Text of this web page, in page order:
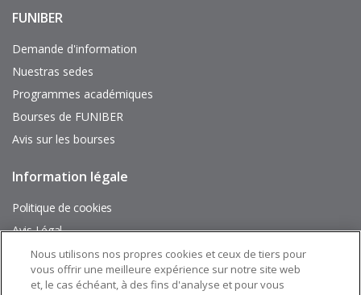
Enlaces
interés
FUNIBER
Demande d'information
Nuestras sedes
Programmes académiques
Bourses de FUNIBER
Avis sur les bourses
Pie
página
Information légale
Politique de cookies
Avis Légal
Plan du site
Suivez nous sur:
Nous utilisons nos propres cookies et ceux de tiers pour
vous offrir une meilleure expérience sur notre site web
et, le cas échéant, à des fins d'analyse et pour vous